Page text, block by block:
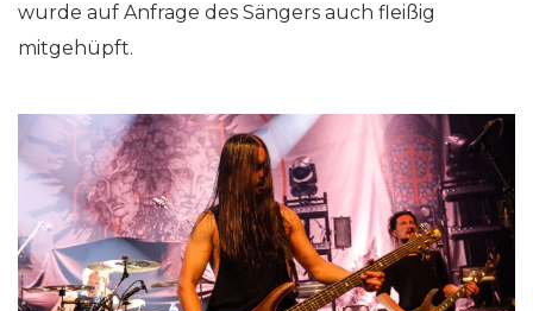
wurde auf Anfrage des Sängers auch fleißig
mitgehüpft.